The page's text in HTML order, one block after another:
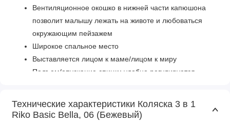
Вентиляционное окошко в нижней части капюшона
позволит малышу лежать на животе и любоваться
окружающим пейзажем
Широкое спальное место
Выставляется лицом к маме/лицом к миру
Подъем/опускание спинки удобно регулируется
Регулируемая подножка
Технические характеристики Коляска 3 в 1
Riko Basic Bella, 06 (Бежевый)